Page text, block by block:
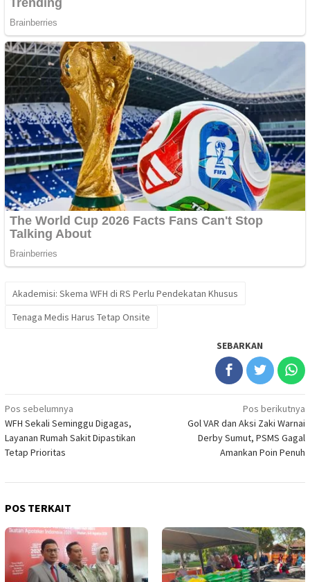
Akademisi: Skema WFH di RS Perlu Pendekatan Khusus
Tenaga Medis Harus Tetap Onsite
SEBARKAN
Navigasi
pos
Pos sebelumnya
WFH Sekali Seminggu Digagas,
Layanan Rumah Sakit Dipastikan
Tetap Prioritas
Pos berikutnya
Gol VAR dan Aksi Zaki Warnai
Derby Sumut, PSMS Gagal
Amankan Poin Penuh
POS TERKAIT